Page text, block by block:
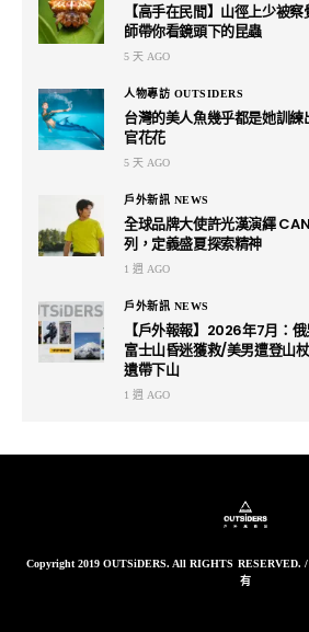
【高手在民間】山徑上少被
師帶你看鏡頭下的昆蟲
5 天 AGO
人物專訪 OUTSIDERS
台灣的美人魚幾乎都是她訓
官花花
5 天 AGO
戶外新訊 NEWS
全球品牌大使許光漢演繹
列，定義盛夏探索精神
1 週 AGO
戶外新訊 NEWS
【戶外報報】2026年7月：
富士山昏迷獲救/美男遭登山
遺帶下山
1 週 AGO
Copyright 2019 OUTSiDERS. All RIGHTS RESERVED.
有